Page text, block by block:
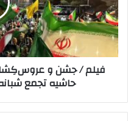
عروس‌کِشانی
20
زوج
جان
فدا
ملاردی
تجمع
حاشیه تجمع